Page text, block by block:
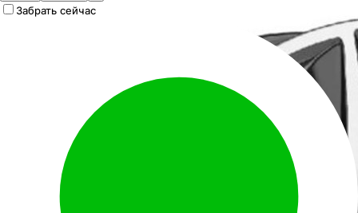
Забрать сейчас